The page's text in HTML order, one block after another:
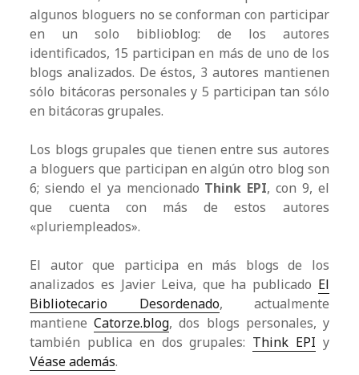
algunos bloguers no se conforman con participar
en un solo biblioblog: de los autores
identificados, 15 participan en más de uno de los
blogs analizados. De éstos, 3 autores mantienen
sólo bitácoras personales y 5 participan tan sólo
en bitácoras grupales.
Los blogs grupales que tienen entre sus autores
a bloguers que participan en algún otro blog son
6; siendo el ya mencionado Think EPI, con 9, el
que cuenta con más de estos autores
«pluriempleados».
El autor que participa en más blogs de los
analizados es Javier Leiva, que ha publicado El
Bibliotecario Desordenado, actualmente
mantieneCatorze.blog, dos blogs personales, y
también publica en dos grupales: Think EPI y
Véase además.